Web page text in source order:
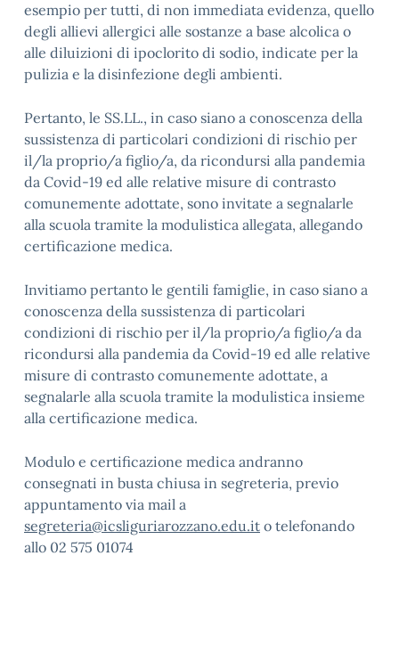
esempio per tutti, di non immediata evidenza, quello
degli allievi allergici alle sostanze a base alcolica o
alle diluizioni di ipoclorito di sodio, indicate per la
pulizia e la disinfezione degli ambienti.
Pertanto, le SS.LL., in caso siano a conoscenza della
sussistenza di particolari condizioni di rischio per
il/la proprio/a figlio/a, da ricondursi alla pandemia
da Covid-19 ed alle relative misure di contrasto
comunemente adottate, sono invitate a segnalarle
alla scuola tramite la modulistica allegata, allegando
certificazione medica.
Invitiamo pertanto le gentili famiglie, in caso siano a
conoscenza della sussistenza di particolari
condizioni di rischio per il/la proprio/a figlio/a da
ricondursi alla pandemia da Covid-19 ed alle relative
misure di contrasto comunemente adottate, a
segnalarle alla scuola tramite la modulistica insieme
alla certificazione medica.
Modulo e certificazione medica andranno
consegnati in busta chiusa in segreteria, previo
appuntamento via mail a
segreteria@icsliguriarozzano.edu.it o telefonando
allo 02 575 01074